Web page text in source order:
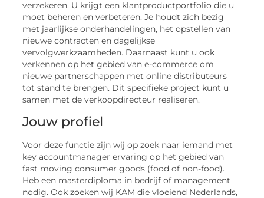
verzekeren. U krijgt een klantproductportfolio die u
moet beheren en verbeteren. Je houdt zich bezig
met jaarlijkse onderhandelingen, het opstellen van
nieuwe contracten en dagelijkse
vervolgwerkzaamheden. Daarnaast kunt u ook
verkennen op het gebied van e-commerce om
nieuwe partnerschappen met online distributeurs
tot stand te brengen. Dit specifieke project kunt u
samen met de verkoopdirecteur realiseren.
Jouw profiel
Voor deze functie zijn wij op zoek naar iemand met
key accountmanager ervaring op het gebied van
fast moving consumer goods (food of non-food).
Heb een masterdiploma in bedrijf of management
nodig. Ook zoeken wij KAM die vloeiend Nederlands,